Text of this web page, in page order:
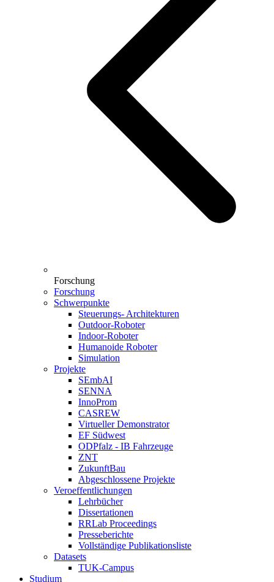
Forschung
Forschung
Schwerpunkte
Steuerungs- Architekturen
Outdoor-Roboter
Indoor-Roboter
Humanoide Roboter
Simulation
Projekte
SEmbAI
SENNA
InnoProm
CASREW
Virtueller Demonstrator
EF Südwest
ODPfalz - IB Fahrzeuge
ZNT
ZukunftBau
Abgeschlossene Projekte
Veroeffentlichungen
Lehrbücher
Dissertationen
RRLab Proceedings
Presseberichte
Vollständige Publikationsliste
Datasets
TUK-Campus
Studium